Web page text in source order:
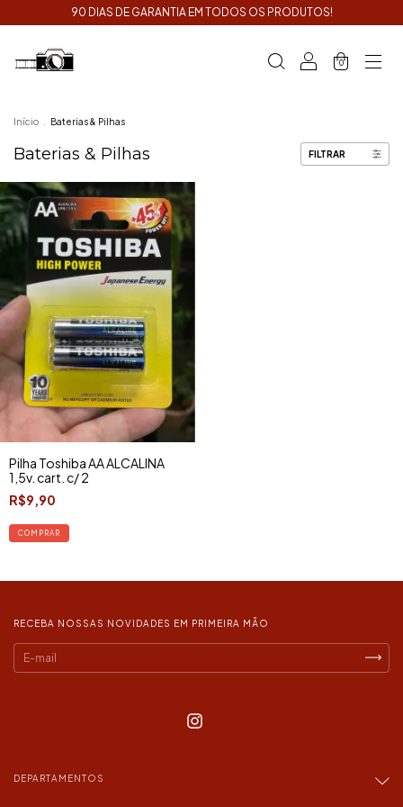
90 DIAS DE GARANTIA EM TODOS OS PRODUTOS!
0
Início Baterias & Pilhas
Baterias & Pilhas FILTRAR
Pilha Toshiba AA ALCALINA
1,5v. cart. c/ 2
R$9,90
RECEBA NOSSAS NOVIDADES EM PRIMEIRA MÃO
DEPARTAMENTOS